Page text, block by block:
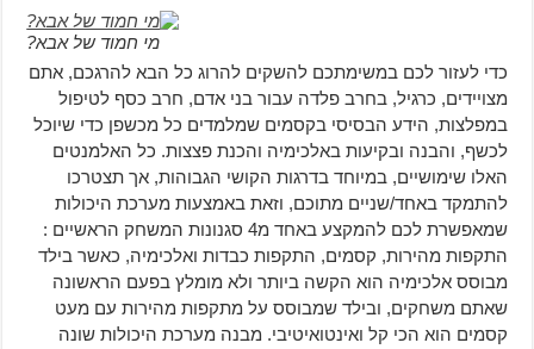
מי חמוד של אבא?
כדי לעזור לכם במשימתכם להשקים להרוג כל הבא להרגכם, אתם
מצויידים, כרגיל, בחרב פלדה עבור בני אדם, חרב כסף לטיפול
במפלצות, הידע הבסיסי בקסמים שמלמדים כל מכשפן כדי שיוכל
לכשף, והבנה ובקיעות באלכימיה והכנת פצצות. כל האלמנטים
האלו שימושיים, במיוחד בדרגות הקושי הגבוהות, אך תצטרכו
להתמקד באחד/שניים מתוכם, וזאת באמצעות מערכת היכולות
שמאפשרת לכם להמקצע באחד מ4 סגנונות המשחק הראשיים :
התקפות מהירות, קסמים, התקפות כבדות ואלכימיה, כאשר בילד
מבוסס אלכימיה הוא הקשה ביותר ולא מומלץ בפעם הראשונה
שאתם משחקים, ובילד שמבוסס על מתקפות מהירות עם מעט
קסמים הוא הכי קל ואינטואיטיבי. מבנה מערכת היכולות שונה